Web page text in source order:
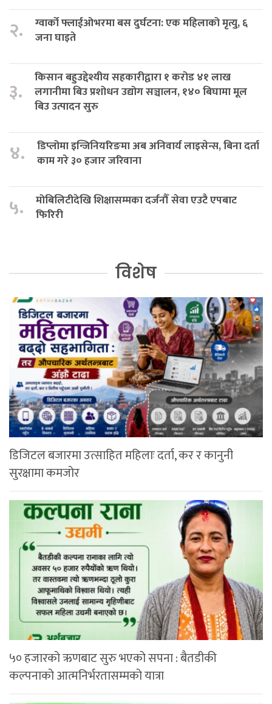
२.
ग्वार्को फ्लाईओभरमा बस दुर्घटना: एक महिलाको मृत्यु, ६
जना घाइते
३.
किसान बहुउद्देश्यीय सहकारीद्वारा १ करोड ४१ लाख
लगानीमा बिउ प्रशोधन उद्योग सञ्चालन, १४० बिघामा मूल
बिउ उत्पादन सुरु
४.
डिप्लोमा इन्जिनियरिङमा अब अनिवार्य लाइसेन्स, बिना दर्ता
काम गरे ३० हजार जरिवाना
५.
मोबिलिटीदेखि शिक्षासम्मका दर्जनौँ सेवा एउटै एपबाट
फिरिरी
विशेष
डिजिटल बजारमा उत्साहित महिलाः दर्ता, कर र कानुनी
सुरक्षामा कमजोर
५० हजारको ऋणबाट सुरु भएको सपना : बैतडीकी
कल्पनाको आत्मनिर्भरतासम्मको यात्रा